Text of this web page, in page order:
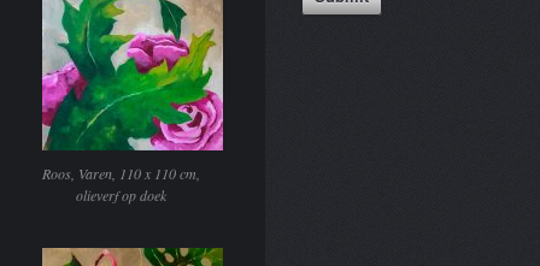
Roos, Varen, 110 x 110 cm,
olieverf op doek